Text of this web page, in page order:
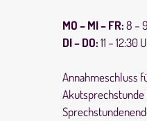
MO – MI – FR:8 –
DI – DO:11 – 12:30
Annahmeschluss
Akutsprechstunde